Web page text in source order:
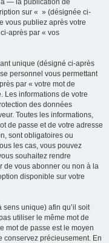
— la publication de
sur « » (désignée ci-
vous publiez après votre
après par « vos
unique (désigné ci-après
personnel vous permettant
par « votre mot de
Les informations de votre
des données
Toutes les informations,
de passe et de votre adresse
sont obligatoires ou
les cas, vous pouvez
souhaitez rendre
de vous abonner ou non à la
disponible sur votre
sens unique) afin qu’il soit
utiliser le même mot de
mot de passe est le moyen
conservez précieusement. En